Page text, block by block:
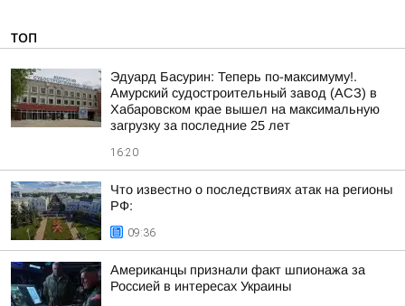
ТОП
Эдуард Басурин: Теперь по-максимуму!.
Амурский судостроительный завод (АСЗ) в
Хабаровском крае вышел на максимальную
загрузку за последние 25 лет
16:20
Что известно о последствиях атак на регионы
РФ:
09:36
Американцы признали факт шпионажа за
Россией в интересах Украины